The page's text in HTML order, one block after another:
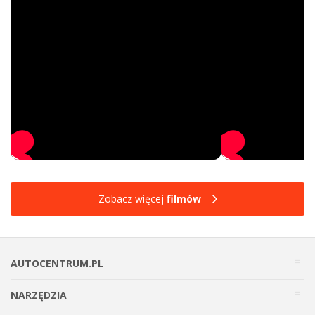
Zobacz więcej filmów
AUTOCENTRUM.PL
NARZĘDZIA